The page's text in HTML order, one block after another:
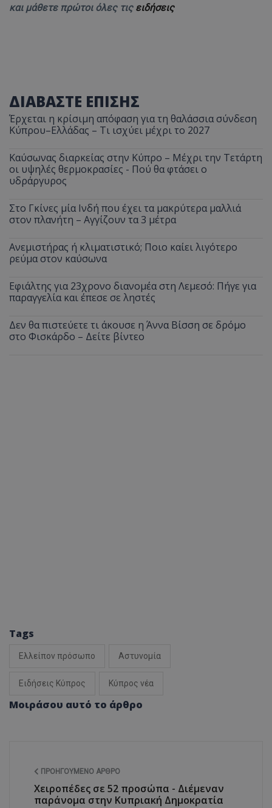
και μάθετε πρώτοι όλες τις ειδήσεις
ΔΙΑΒΑΣΤΕ ΕΠΙΣΗΣ
Έρχεται η κρίσιμη απόφαση για τη θαλάσσια σύνδεση
Κύπρου–Ελλάδας – Τι ισχύει μέχρι το 2027
Καύσωνας διαρκείας στην Κύπρο – Μέχρι την Τετάρτη
οι υψηλές θερμοκρασίες - Πού θα φτάσει ο
υδράργυρος
Στο Γκίνες μία Ινδή που έχει τα μακρύτερα μαλλιά
στον πλανήτη – Αγγίζουν τα 3 μέτρα
Ανεμιστήρας ή κλιματιστικό; Ποιο καίει λιγότερο
ρεύμα στον καύσωνα
Εφιάλτης για 23χρονο διανομέα στη Λεμεσό: Πήγε για
παραγγελία και έπεσε σε ληστές
Δεν θα πιστεύετε τι άκουσε η Άννα Βίσση σε δρόμο
στο Φισκάρδο – Δείτε βίντεο
Tags
Ελλείπον πρόσωπο Αστυνομία
Ειδήσεις Κύπρος Κύπρος νέα
Μοιράσου αυτό το άρθρο
ΠΡΟΗΓΟΎΜΕΝΟ ΆΡΘΡΟ
Χειροπέδες σε 52 προσώπα - Διέμεναν
παράνομα στην Κυπριακή Δημοκρατία